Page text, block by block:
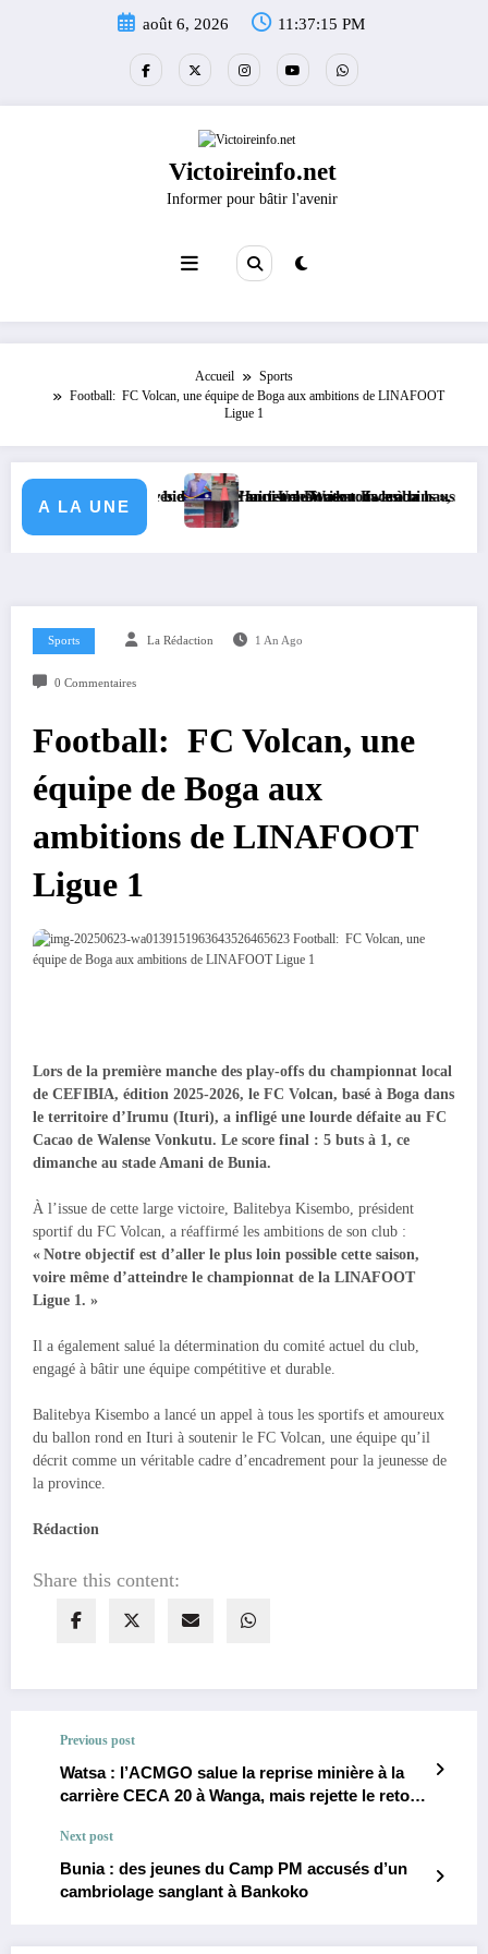
août 6, 2026 11:37:15 PM
Victoireinfo.net
Informer pour bâtir l'avenir
Accueil
Sports
Football: FC Volcan, une équipe de Boga aux ambitions de LINAFOOT
Ligue 1
A LA UNE
présidée par le ministre Doudou Fwamba
balaie bien, mais l’ancien maîtrise tous les coins », lance David
Haut-Uele/Watsa : face à la hausse des
Sports La Rédaction 1 An Ago
0 Commentaires
Football: FC Volcan, une
équipe de Boga aux
ambitions de LINAFOOT
Ligue 1
Lors de la première manche des play-offs du championnat local
de CEFIBIA, édition 2025-2026, le FC Volcan, basé à Boga dans
le territoire d’Irumu (Ituri), a infligé une lourde défaite au FC
Cacao de Walense Vonkutu. Le score final : 5 buts à 1, ce
dimanche au stade Amani de Bunia.
À l’issue de cette large victoire, Balitebya Kisembo, président
sportif du FC Volcan, a réaffirmé les ambitions de son club :
« Notre objectif est d’aller le plus loin possible cette saison,
voire même d’atteindre le championnat de la LINAFOOT
Ligue 1. »
Il a également salué la détermination du comité actuel du club,
engagé à bâtir une équipe compétitive et durable.
Balitebya Kisembo a lancé un appel à tous les sportifs et amoureux
du ballon rond en Ituri à soutenir le FC Volcan, une équipe qu’il
décrit comme un véritable cadre d’encadrement pour la jeunesse de
la province.
Rédaction
Share this content:
Previous post
Watsa : l’ACMGO salue la reprise minière à la
carrière CECA 20 à Wanga, mais rejette le retour
Next post
Bunia : des jeunes du Camp PM accusés d’un
cambriolage sanglant à Bankoko